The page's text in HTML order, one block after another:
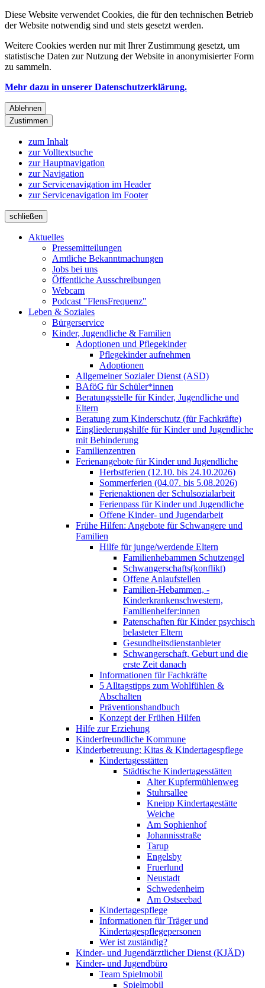
Diese Website verwendet Cookies, die für den technischen Betrieb
der Website notwendig sind und stets gesetzt werden.
Weitere Cookies werden nur mit Ihrer Zustimmung gesetzt, um
statistische Daten zur Nutzung der Website in anonymisierter Form
zu sammeln.
Mehr dazu in unserer Datenschutzerklärung.
Ablehnen
Zustimmen
zum Inhalt
zur Volltextsuche
zur Hauptnavigation
zur Navigation
zur Servicenavigation im Header
zur Servicenavigation im Footer
schließen
Aktuelles
Pressemitteilungen
Amtliche Bekanntmachungen
Jobs bei uns
Öffentliche Ausschreibungen
Webcam
Podcast "FlensFrequenz"
Leben & Soziales
Bürgerservice
Kinder, Jugendliche & Familien
Adoptionen und Pflegekinder
Pflegekinder aufnehmen
Adoptionen
Allgemeiner Sozialer Dienst (ASD)
BAföG für Schüler*innen
Beratungsstelle für Kinder, Jugendliche und
Eltern
Beratung zum Kinderschutz (für Fachkräfte)
Eingliederungshilfe für Kinder und Jugendliche
mit Behinderung
Familienzentren
Ferienangebote für Kinder und Jugendliche
Herbstferien (12.10. bis 24.10.2026)
Sommerferien (04.07. bis 5.08.2026)
Ferienaktionen der Schulsozialarbeit
Ferienpass für Kinder und Jugendliche
Offene Kinder- und Jugendarbeit
Frühe Hilfen: Angebote für Schwangere und
Familien
Hilfe für junge/werdende Eltern
Familienhebammen Schutzengel
Schwangerschafts(konflikt)
Offene Anlaufstellen
Familien-Hebammen, -
Kinderkrankenschwestern,
Familienhelfer:innen
Patenschaften für Kinder psychisch
belasteter Eltern
Gesundheitsdienstanbieter
Schwangerschaft, Geburt und die
erste Zeit danach
Informationen für Fachkräfte
5 Alltagstipps zum Wohlfühlen &
Abschalten
Präventionshandbuch
Konzept der Frühen Hilfen
Hilfe zur Erziehung
Kinderfreundliche Kommune
Kinderbetreuung: Kitas & Kindertagespflege
Kindertagesstätten
Städtische Kindertagesstätten
Alter Kupfermühlenweg
Stuhrsallee
Kneipp Kindertagestätte
Weiche
Am Sophienhof
Johannisstraße
Tarup
Engelsby
Fruerlund
Neustadt
Schwedenheim
Am Ostseebad
Kindertagespflege
Informationen für Träger und
Kindertagespflegepersonen
Wer ist zuständig?
Kinder- und Jugendärztlicher Dienst (KJÄD)
Kinder- und Jugendbüro
Team Spielmobil
Spielmobil